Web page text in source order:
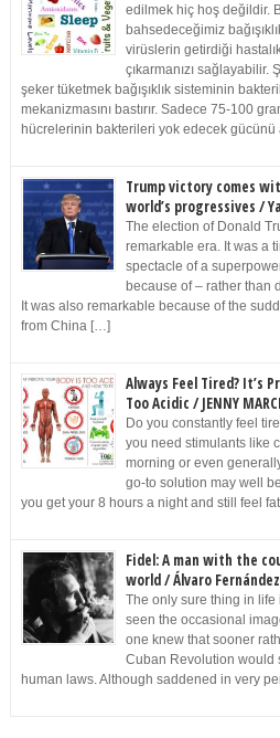
edilmek hiç hoş değildir.
bahsedeceğimiz
virüslerin getirdiği
çıkarmanızı sağlayabilir.
şeker tüketmek bağışıklık sisteminin
mekanizmasını bastırır. Sadece 75-100
hücrelerinin bakterileri yok edecek gücünü
Trump victory comes
world’s progressives /
The election of Donald
remarkable era. It was a
spectacle of a
because of – rather than
It was also remarkable because of the
from China […]
Always Feel Tired? It’s
Too Acidic / JENNY
Do you constantly feel
you need stimulants like
morning or even
go-to solution may well
you get your 8 hours a night and still feel
Fidel: A man with the
world / Álvaro Fernández
The only sure thing in
seen the occasional
one knew that sooner
Cuban Revolution would
human laws. Although saddened in very